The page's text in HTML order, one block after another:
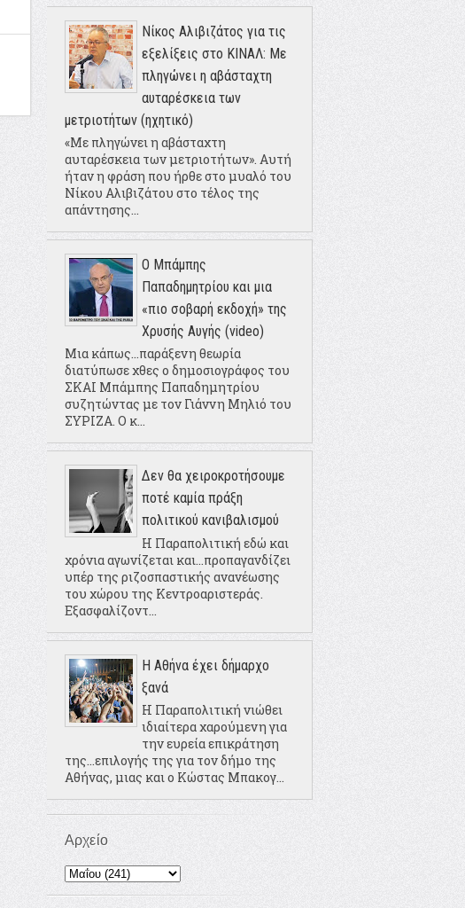
Νίκος Αλιβιζάτος για τις
εξελίξεις στο ΚΙΝΑΛ: Με
πληγώνει η αβάσταχτη
αυταρέσκεια των
μετριοτήτων (ηχητικό)
«Με πληγώνει η αβάσταχτη
αυταρέσκεια των μετριοτήτων». Αυτή
ήταν η φράση που ήρθε στο μυαλό του
Νίκου Αλιβιζάτου στο τέλος της
απάντησης...
Ο Μπάμπης
Παπαδημητρίου και μια
«πιο σοβαρή εκδοχή» της
Χρυσής Αυγής (video)
Μια κάπως...παράξενη θεωρία
διατύπωσε χθες ο δημοσιογράφος του
ΣΚΑΙ Μπάμπης Παπαδημητρίου
συζητώντας με τον Γιάννη Μηλιό του
ΣΥΡΙΖΑ. Ο κ...
Δεν θα χειροκροτήσουμε
ποτέ καμία πράξη
πολιτικού κανιβαλισμού
Η Παραπολιτική εδώ και
χρόνια αγωνίζεται και...προπαγανδίζει
υπέρ της ριζοσπαστικής ανανέωσης
του χώρου της Κεντροαριστεράς.
Εξασφαλίζοντ...
Η Αθήνα έχει δήμαρχο
ξανά
Η Παραπολιτική νιώθει
ιδιαίτερα χαρούμενη για
την ευρεία επικράτηση
της...επιλογής της για τον δήμο της
Αθήνας, μιας και ο Κώστας Μπακογ...
Αρχείο